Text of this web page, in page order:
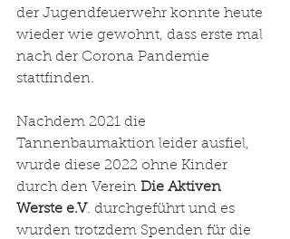
der Jugendfeuerwehr konnte heute
wieder wie gewohnt, dass erste mal
nach der Corona Pandemie
stattfinden.
Nachdem 2021 die
Tannenbaumaktion leider ausfiel,
wurde diese 2022 ohne Kinder
durch den Verein Die Aktiven
Werste e.V. durchgeführt und es
wurden trotzdem Spenden für die